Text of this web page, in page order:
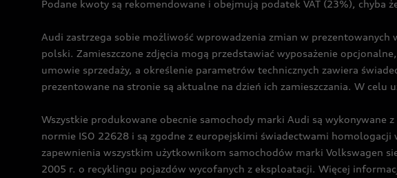
Podane kwoty są rekomendowane i obejmują podatek VAT (23%), chyba
Audi zastrzega sobie możliwość wprowadzenia zmian w
polski. Zamieszczone zdjęcia mogą przedstawiać wyposażenie
umowie sprzedaży, a określenie parametrów technicznych zawiera
prezentowane na stronie są aktualne na dzień ich zamieszczania. W
Wszystkie produkowane obecnie samochody marki Audi są wykonywane
normie ISO 22628 i są zgodne z europejskimi świadectwami
zapewnienia wszystkim użytkownikom samochodów marki Volkswagen
2005 r. o recyklingu pojazdów wycofanych z eksploatacji. Więcej